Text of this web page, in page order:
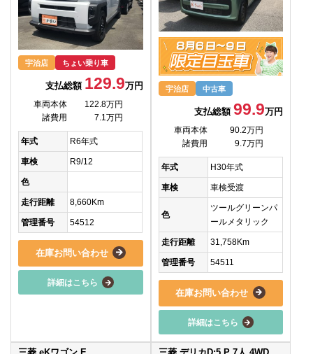
宇治店 ちょい乗り車
支払総額 129.9万円
車両本体
122.8万円
諸費用
7.1万円
年式 R6年式
車検 R9/12
色
走行距離 8,660Km
管理番号 54512
在庫お問い合わせ
詳細はこちら
宇治店 中古車
支払総額 99.9万円
車両本体
90.2万円
諸費用
9.7万円
年式 H30年式
車検 車検受渡
色
ツールグリーンパ
ールメタリック
走行距離 31,758Km
管理番号 54511
在庫お問い合わせ
詳細はこちら